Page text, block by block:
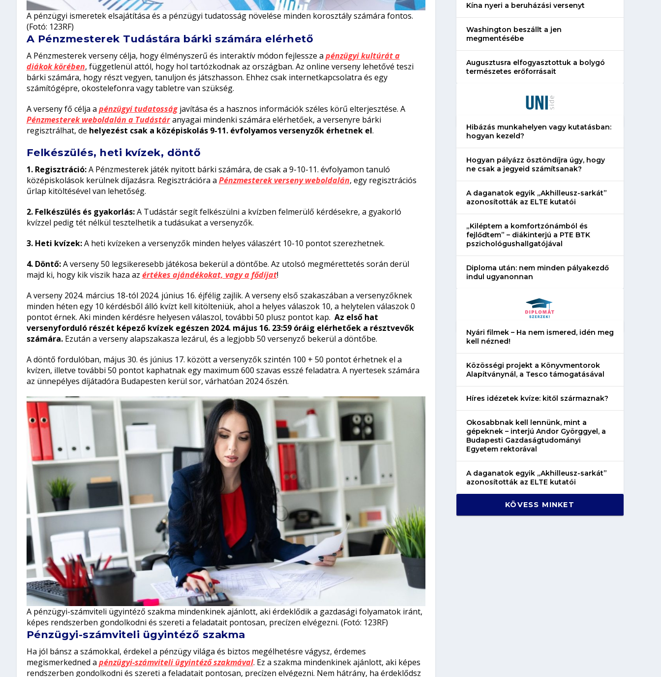
A pénzügyi ismeretek elsajátítása és a pénzügyi tudatosság növelése minden korosztály számára fontos.
(Fotó: 123RF)
A Pénzmesterek Tudástára bárki számára elérhető
A Pénzmesterek verseny célja, hogy élményszerű és interaktív módon fejlessze a pénzügyi kultúrát a
diákok körében, függetlenül attól, hogy hol tartózkodnak az országban. Az online verseny lehetővé teszi
bárki számára, hogy részt vegyen, tanuljon és játszhasson. Ehhez csak internetkapcsolatra és egy
számítógépre, okostelefonra vagy tabletre van szükség.
A verseny fő célja a pénzügyi tudatosságjavítása és a hasznos információk széles körű elterjesztése. A
Pénzmesterek weboldalán a Tudástáranyagai mindenki számára elérhetőek, a versenyre bárki
regisztrálhat, de helyezést csak a középiskolás 9-11. évfolyamos versenyzők érhetnek el.
Felkészülés, heti kvízek, döntő
1. Regisztráció:A Pénzmesterek játék nyitott bárki számára, de csak a 9-10-11. évfolyamon tanuló
középiskolások kerülnek díjazásra. Regisztrációra a Pénzmesterek verseny weboldalán, egy regisztrációs
űrlap kitöltésével van lehetőség.
2. Felkészülés és gyakorlás:A Tudástár segít felkészülni a kvízben felmerülő kérdésekre, a gyakorló
kvízzel pedig tét nélkül tesztelhetik a tudásukat a versenyzők.
3. Heti kvízek:A heti kvízeken a versenyzők minden helyes válaszért 10-10 pontot szerezhetnek.
4. Döntő:A verseny 50 legsikeresebb játékosa bekerül a döntőbe. Az utolsó megmérettetés során derül
majd ki, hogy kik viszik haza az értékes ajándékokat, vagy a fődíjat!
A verseny 2024. március 18-tól 2024. június 16. éjfélig zajlik. A verseny első szakaszában a versenyzőknek
minden héten egy 10 kérdésből álló kvízt kell kitölteniük, ahol a helyes válaszok 10, a helytelen válaszok 0
pontot érnek. Aki minden kérdésre helyesen válaszol, további 50 plusz pontot kap. Az első hat
versenyforduló részét képező kvízek egészen 2024. május 16. 23:59 óráig elérhetőek a résztvevők
számára.Ezután a verseny alapszakasza lezárul, és a legjobb 50 versenyző bekerül a döntőbe.
A döntő fordulóban, május 30. és június 17. között a versenyzők szintén 100 + 50 pontot érhetnek el a
kvízen, illetve további 50 pontot kaphatnak egy maximum 600 szavas esszé feladatra. A nyertesek számára
az ünnepélyes díjátadóra Budapesten kerül sor, várhatóan 2024 őszén.
A pénzügyi-számviteli ügyintéző szakma mindenkinek ajánlott, aki érdeklődik a gazdasági folyamatok iránt,
képes rendszerben gondolkodni és szereti a feladatait pontosan, precízen elvégezni. (Fotó: 123RF)
Pénzügyi-számviteli ügyintéző szakma
Ha jól bánsz a számokkal, érdekel a pénzügy világa és biztos megélhetésre vágysz, érdemes
megismerkedned a pénzügyi-számviteli ügyintéző szakmával. Ez a szakma mindenkinek ajánlott, aki képes
rendszerben gondolkodni és szereti a feladatait pontosan, precízen elvégezni. Nem hátrány, ha érdeklődsz
Kína nyeri a beruházási versenyt
Washington beszállt a jen
megmentésébe
Augusztusra elfogyasztottuk a bolygó
természetes erőforrásait
Hibázás munkahelyen vagy kutatásban:
hogyan kezeld?
Hogyan pályázz ösztöndíjra úgy, hogy
ne csak a jegyeid számítsanak?
A daganatok egyik „Akhilleusz-sarkát”
azonosították az ELTE kutatói
„Kiléptem a komfortzónámból és
fejlődtem” – diákinterjú a PTE BTK
pszichológushallgatójával
Diploma után: nem minden pályakezdő
indul ugyanonnan
Nyári filmek – Ha nem ismered, idén meg
kell nézned!
Közösségi projekt a Könyvmentorok
Alapítványnál, a Tesco támogatásával
Híres idézetek kvíze: kitől származnak?
Okosabbnak kell lennünk, mint a
gépeknek – interjú Andor Györggyel, a
Budapesti Gazdaságtudományi
Egyetem rektorával
A daganatok egyik „Akhilleusz-sarkát”
azonosították az ELTE kutatói
KÖVESS MINKET